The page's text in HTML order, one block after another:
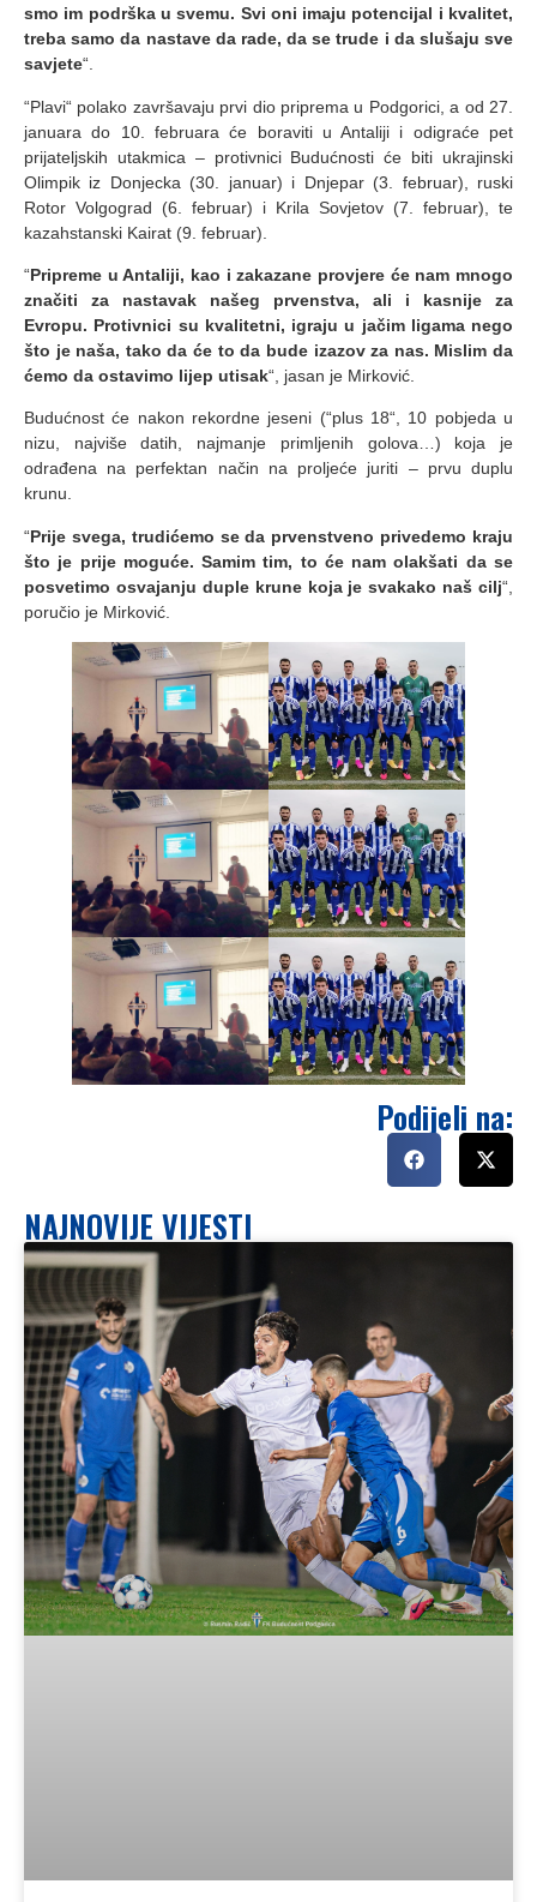
smo im podrška u svemu. Svi oni imaju potencijal i kvalitet,
treba samo da nastave da rade, da se trude i da slušaju sve
savjete“.
“Plavi“ polako završavaju prvi dio priprema u Podgorici, a od 27.
januara do 10. februara će boraviti u Antaliji i odigraće pet
prijateljskih utakmica – protivnici Budućnosti će biti ukrajinski
Olimpik iz Donjecka (30. januar) i Dnjepar (3. februar), ruski
Rotor Volgograd (6. februar) i Krila Sovjetov (7. februar), te
kazahstanski Kairat (9. februar).
“Pripreme u Antaliji, kao i zakazane provjere će nam mnogo
značiti za nastavak našeg prvenstva, ali i kasnije za
Evropu. Protivnici su kvalitetni, igraju u jačim ligama nego
što je naša, tako da će to da bude izazov za nas. Mislim da
ćemo da ostavimo lijep utisak“, jasan je Mirković.
Budućnost će nakon rekordne jeseni (“plus 18“, 10 pobjeda u
nizu, najviše datih, najmanje primljenih golova…) koja je
odrađena na perfektan način na proljeće juriti – prvu duplu
krunu.
“Prije svega, trudićemo se da prvenstveno privedemo kraju
što je prije moguće. Samim tim, to će nam olakšati da se
posvetimo osvajanju duple krune koja je svakako naš cilj“,
poručio je Mirković.
Podijeli na:
NAJNOVIJE VIJESTI